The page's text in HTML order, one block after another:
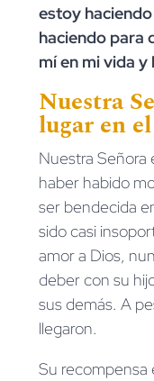
estoy
haciendo para
mí en mi vida y
Nuestra
lugar en
Nuestra Señora
haber habido
ser bendecida
sido casi
amor a Dios,
deber con su
sus demás. A
llegaron.
Su recompensa